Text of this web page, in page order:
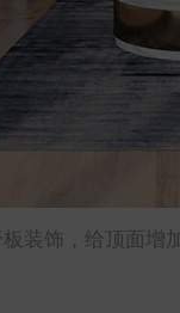
装饰，给顶面